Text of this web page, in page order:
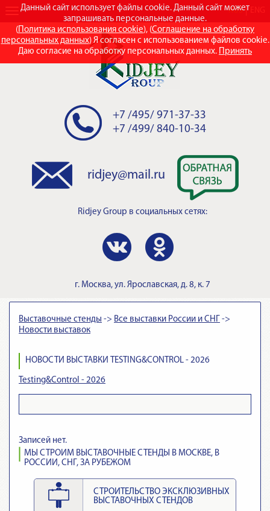
Данный сайт использует файлы cookie. Данный сайт может
запрашивать персональные данные.
(Политика использования cookie), (Соглашение на обработку
персональных данных) Я согласен с использованием файлов cookie.
Даю согласие на обработку персональных данных. Принять
RUS
+7 /495/ 971-37-33
+7 /499/ 840-10-34
ridjey@mail.ru
Ridjey Group в социальных сетях:
г. Москва, ул. Ярославская, д. 8, к. 7
Выставочные стенды -> Все выставки России и СНГ ->
Новости выставок
НОВОСТИ ВЫСТАВКИ TESTING&CONTROL - 2026
Testing&Control - 2026
Записей нет.
МЫ СТРОИМ ВЫСТАВОЧНЫЕ СТЕНДЫ В МОСКВЕ, В
РОССИИ, СНГ, ЗА РУБЕЖОМ
СТРОИТЕЛЬСТВО ЭКСКЛЮЗИВНЫХ
ВЫСТАВОЧНЫХ СТЕНДОВ